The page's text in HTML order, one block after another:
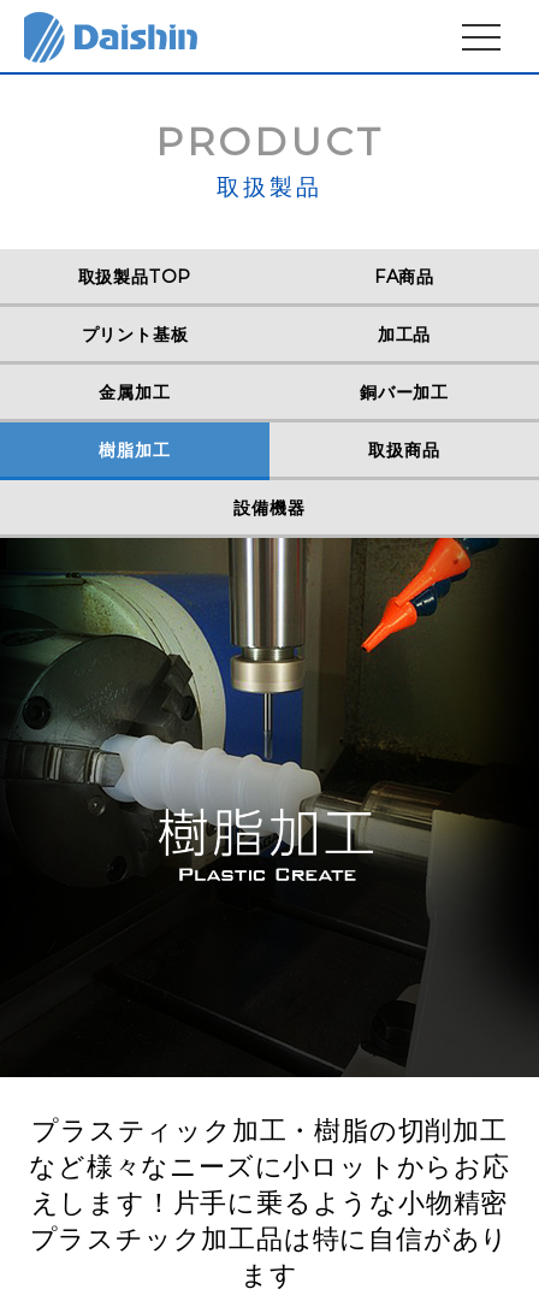
MENU
PRODUCT
取扱製品
取扱製品TOP FA商品
プリント基板 加工品
金属加工 銅バー加工
樹脂加工 取扱商品
設備機器
プラスティック加工・樹脂の切削加工
など様々なニーズに小ロットからお応
えします！ 片手に乗るような小物精密
プラスチック加工品は特に自信があり
ます